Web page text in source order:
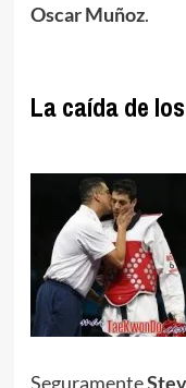
Oscar Muñoz.
La caída de
Seguramente